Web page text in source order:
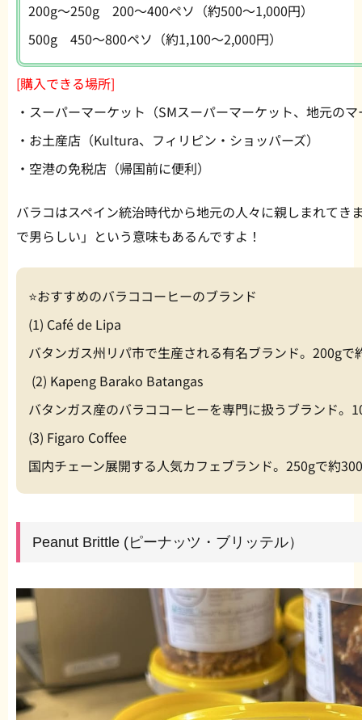
200g〜250g 200〜400ペソ（約500〜1,000円）
500g 450〜800ペソ（約1,100〜2,000円）
[購入できる場所]
・スーパーマーケット（SMスーパーマーケット、地元の
・お土産店（Kultura、フィリピン・ショッパーズ）
・空港の免税店（帰国前に便利）
バラコはスペイン統治時代から地元の人々に親しまれてき
で男らしい」という意味もあるんですよ！
⭐️おすすめのバラココーヒーのブランド
(1) Café de Lipa
バタンガス州リパ市で生産される有名ブランド。200g
(2) Kapeng Barako Batangas
バタンガス産のバラココーヒーを専門に扱うブランド。
(3) Figaro Coffee
国内チェーン展開する人気カフェブランド。250gで約
Peanut Brittle (ピーナッツ・ブリッテル）